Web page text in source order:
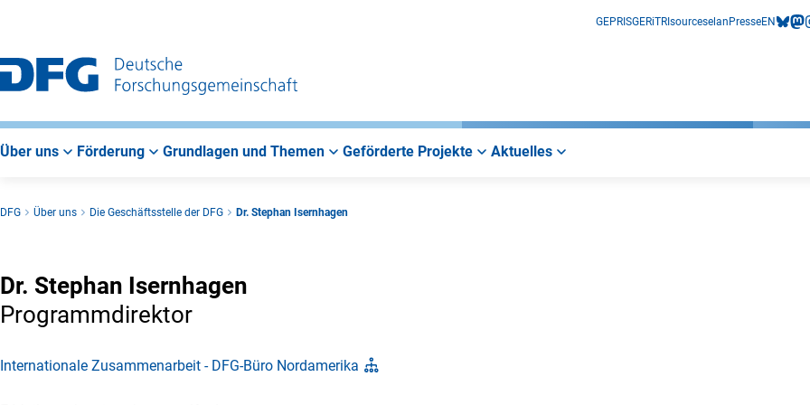
GEPRISGERiTRIsourceselan PresseEN
Über uns Förderung Grundlagen und Themen Geförderte Projekte Aktuelles
DFG Über uns Die Geschäftsstelle der DFG Dr. Stephan Isernhagen
Dr. Stephan Isernhagen
Programmdirektor
Internationale Zusammenarbeit - DFG-Büro Nordamerika